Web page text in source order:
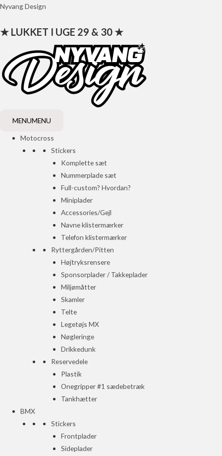
Gå
indholdet
Nyvang Design
★ LUKKET I UGE 29 & 30 ★
MENUMENU
Motocross
Stickers
Komplette sæt
Nummerplade sæt
Full-custom? Hvordan?
Miniplader
Accessories/Gejl
Navne klistermærker
Telefon klistermærker
Ryttergården/Pitten
Højtryksrensere
Sponsorplader / Takkeplader
Miljømåtter
Skamler
Telte
Legetøjs MX
Nøgleringe
Drikkedunk
Reservedele
Plastik
Onegripper #1 sædebetræk
Tankhætter
BMX
Stickers
Frontplader
Sideplader